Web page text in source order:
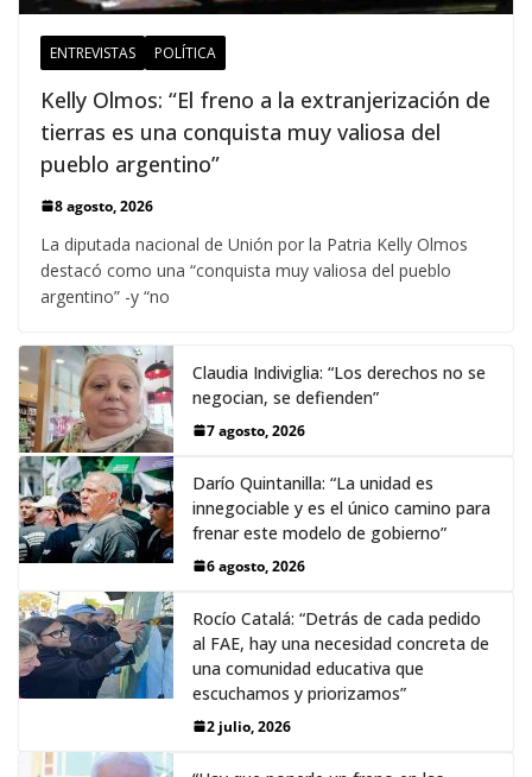
ENTREVISTAS POLÍTICA
Kelly Olmos: “El freno a la extranjerización de
tierras es una conquista muy valiosa del
pueblo argentino”
8 agosto, 2026
La diputada nacional de Unión por la Patria Kelly Olmos
destacó como una “conquista muy valiosa del pueblo
argentino” -y “no
Claudia Indiviglia: “Los derechos no se
negocian, se defienden”
7 agosto, 2026
Darío Quintanilla: “La unidad es
innegociable y es el único camino para
frenar este modelo de gobierno”
6 agosto, 2026
Rocío Catalá: “Detrás de cada pedido
al FAE, hay una necesidad concreta de
una comunidad educativa que
escuchamos y priorizamos”
2 julio, 2026